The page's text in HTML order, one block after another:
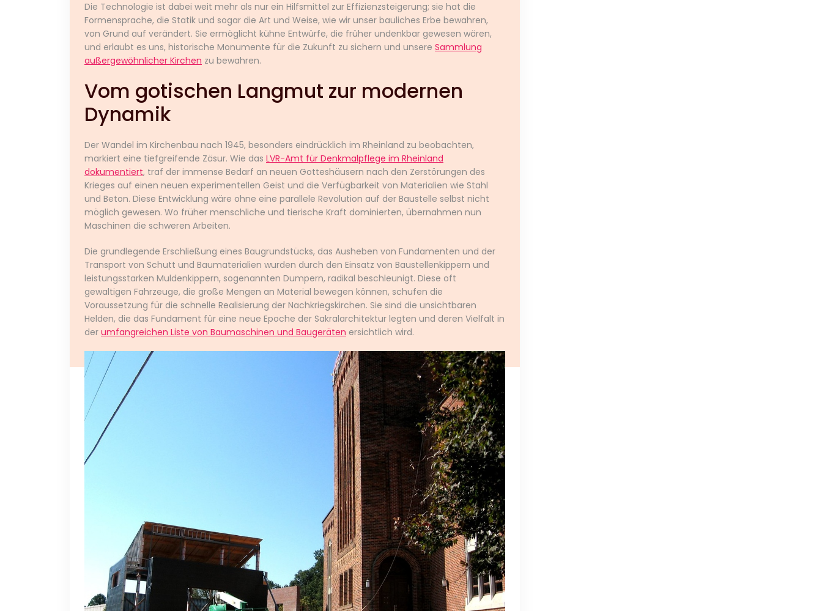
Die Technologie ist dabei weit mehr als nur ein Hilfsmittel zur Effizienzsteigerung; sie hat die
Formensprache, die Statik und sogar die Art und Weise, wie wir unser bauliches Erbe bewahren,
von Grund auf verändert. Sie ermöglicht kühne Entwürfe, die früher undenkbar gewesen wären,
und erlaubt es uns, historische Monumente für die Zukunft zu sichern und unsere Sammlung
außergewöhnlicher Kirchen zu bewahren.
Vom gotischen Langmut zur modernen
Dynamik
Der Wandel im Kirchenbau nach 1945, besonders eindrücklich im Rheinland zu beobachten,
markiert eine tiefgreifende Zäsur. Wie das LVR-Amt für Denkmalpflege im Rheinland
dokumentiert, traf der immense Bedarf an neuen Gotteshäusern nach den Zerstörungen des
Krieges auf einen neuen experimentellen Geist und die Verfügbarkeit von Materialien wie Stahl
und Beton. Diese Entwicklung wäre ohne eine parallele Revolution auf der Baustelle selbst nicht
möglich gewesen. Wo früher menschliche und tierische Kraft dominierten, übernahmen nun
Maschinen die schweren Arbeiten.
Die grundlegende Erschließung eines Baugrundstücks, das Ausheben von Fundamenten und der
Transport von Schutt und Baumaterialien wurden durch den Einsatz von Baustellenkippern und
leistungsstarken Muldenkippern, sogenannten Dumpern, radikal beschleunigt. Diese oft
gewaltigen Fahrzeuge, die große Mengen an Material bewegen können, schufen die
Voraussetzung für die schnelle Realisierung der Nachkriegskirchen. Sie sind die unsichtbaren
Helden, die das Fundament für eine neue Epoche der Sakralarchitektur legten und deren Vielfalt in
der umfangreichen Liste von Baumaschinen und Baugeräten ersichtlich wird.